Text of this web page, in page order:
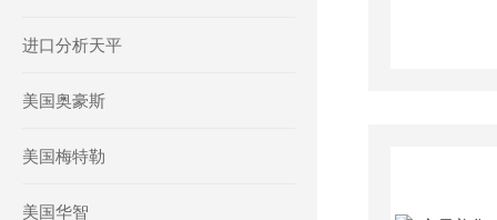
进口分析天平
美国奥豪斯
美国梅特勒
美国华智